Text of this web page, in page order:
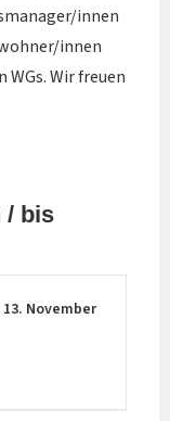
innen
innen
Wir freuen
/ bis
13. November